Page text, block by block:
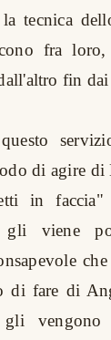
tecnica
fra loro,
fin
di agire
in faccia"
gli viene
di fare di
vengono